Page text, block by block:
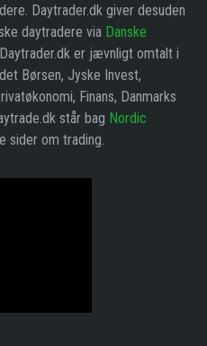
Daytrader.dk giver desuden
daytradere via Danske
er jævnligt omtalt i
Børsen, Jyske Invest,
Finans, Danmarks
står bag Nordic
sider om trading.